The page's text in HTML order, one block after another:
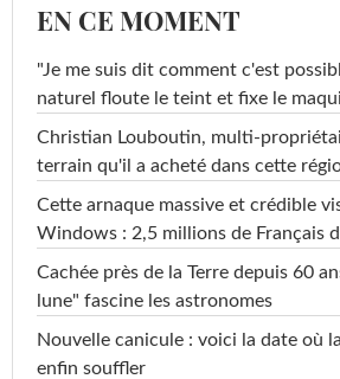
EN CE MOMENT
"Je me suis dit comment c'est
naturel floute le teint et fixe le
Christian Louboutin, multi-
terrain qu'il a acheté dans cette
Cette arnaque massive et crédible
Windows : 2,5 millions de Français
Cachée près de la Terre depuis 60
lune" fascine les astronomes
Nouvelle canicule : voici la date où
enfin souffler